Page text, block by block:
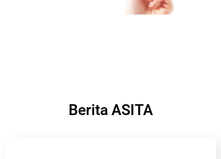
Berita ASITA